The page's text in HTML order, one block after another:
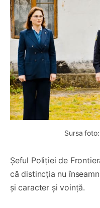
Sursa
Șeful Poliției de
că distincția nu
și caracter și voință.